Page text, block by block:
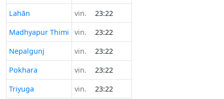
Lahān
vin.
23:22
Madhyapur Thimi
vin.
23:22
Nepalgunj
vin.
23:22
Pokhara
vin.
23:22
Triyuga
vin. 23:22